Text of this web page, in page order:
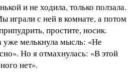
и не ходила, только ползала.
играли с ней в комнате, а потом
простите, носик.
уже мелькнула мысль: «Не
Но я отмахнулась: «В этой
нет».